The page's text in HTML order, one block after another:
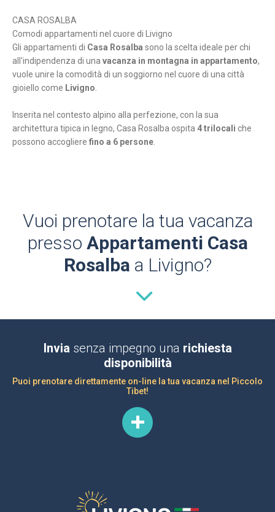
CASA ROSALBA
Comodi appartamenti nel cuore di Livigno
Gli appartamenti di Casa Rosalba sono la scelta ideale per chi
all'indipendenza di una vacanza in montagna in appartamento,
vuole unire la comodità di un soggiorno nel cuore di una città
gioiello come Livigno.
Inserita nel contesto alpino alla perfezione, con la sua
architettura tipica in legno, Casa Rosalba ospita 4 trilocali che
possono accogliere fino a 6 persone.
Vuoi prenotare la tua vacanza
presso Appartamenti Casa
Rosalba a Livigno?
Invia senza impegno una richiesta
disponibilità
Puoi prenotare direttamente on-line la tua vacanza nel Piccolo
Tibet!